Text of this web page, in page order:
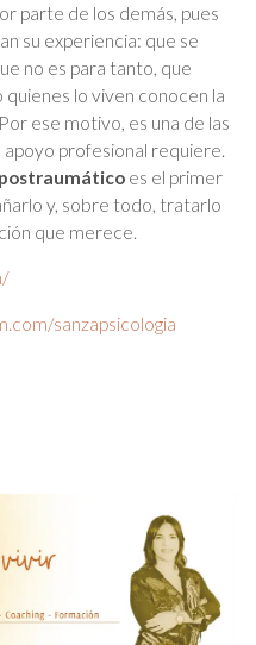
parte de los demás, pues
su experiencia: que se
no es para tanto, que
lo viven conocen la
ese motivo, es una de las
profesional requiere.
es el primer
y, sobre todo, tratarlo
que merece.
sanzapsicologia